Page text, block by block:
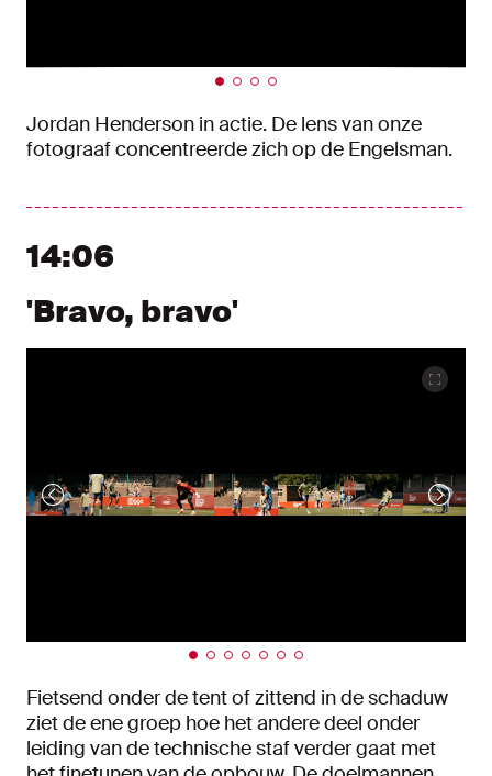
Jordan Henderson in actie. De lens van onze
fotograaf concentreerde zich op de Engelsman.
14:06
'Bravo, bravo'
Fietsend onder de tent of zittend in de schaduw
ziet de ene groep hoe het andere deel onder
leiding van de technische staf verder gaat met